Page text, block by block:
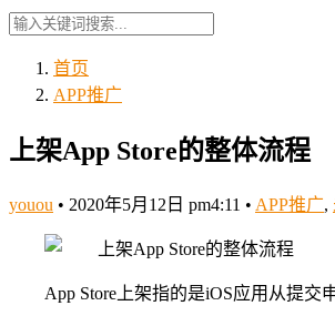
首页
APP推广
上架App Store的整体流程
youou • 2020年5月12日 pm4:11 • APP推广,
App Store上架指的是iOS应用从提交